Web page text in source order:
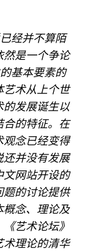
经并不算陌
然是一个争论
基本要素的
艺术从上个世
的发展诞生以
合的特征。在
观念已经变得
还并没有发展
文网站开设的
题的讨论提供
概念、理论及
艺术论坛》
术理论的清华